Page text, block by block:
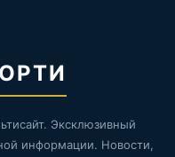
Эксклюзивный
информации. Новости,